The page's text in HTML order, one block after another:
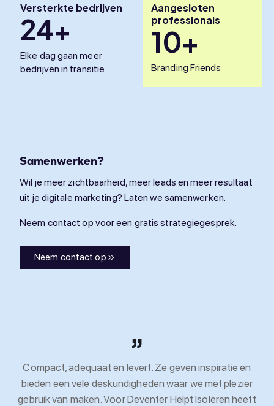
Versterkte bedrijven
24+
Elke dag gaan meer
bedrijven in transitie
Aangesloten
professionals
10+
Branding Friends
Samenwerken?
Wil je meer zichtbaarheid, meer leads en meer resultaat
uit je digitale marketing? Laten we samenwerken.
Neem contact op voor een gratis strategiegesprek.
Neem contact op
Compact, adequaat en levert. Ze geven inspiratie en
bieden een vele deskundigheden waar we met plezier
gebruik van maken. Voor Deventer Helpt Isoleren heeft